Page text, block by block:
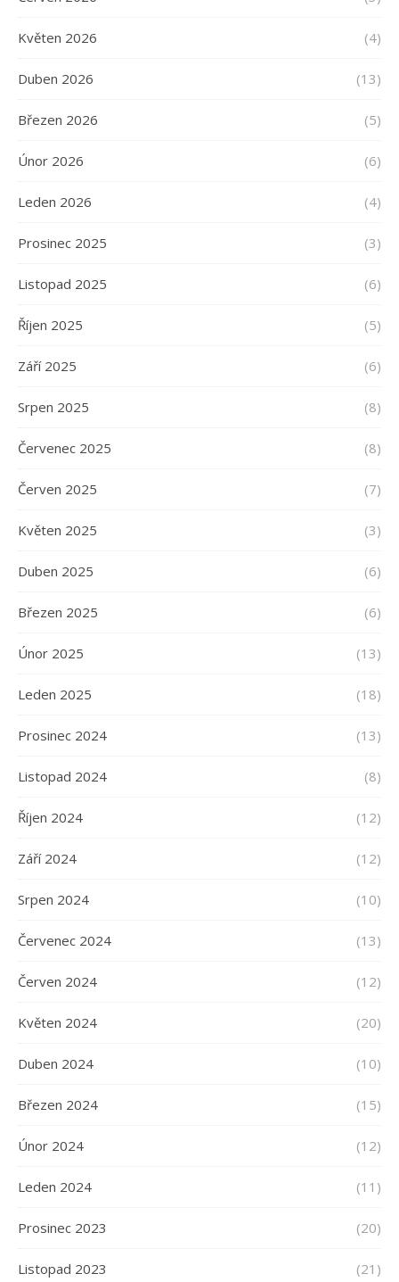
Květen 2026 (4)
Duben 2026 (13)
Březen 2026 (5)
Únor 2026 (6)
Leden 2026 (4)
Prosinec 2025 (3)
Listopad 2025 (6)
Říjen 2025 (5)
Září 2025 (6)
Srpen 2025 (8)
Červenec 2025 (8)
Červen 2025 (7)
Květen 2025 (3)
Duben 2025 (6)
Březen 2025 (6)
Únor 2025 (13)
Leden 2025 (18)
Prosinec 2024 (13)
Listopad 2024 (8)
Říjen 2024 (12)
Září 2024 (12)
Srpen 2024 (10)
Červenec 2024 (13)
Červen 2024 (12)
Květen 2024 (20)
Duben 2024 (10)
Březen 2024 (15)
Únor 2024 (12)
Leden 2024 (11)
Prosinec 2023 (20)
Listopad 2023 (21)